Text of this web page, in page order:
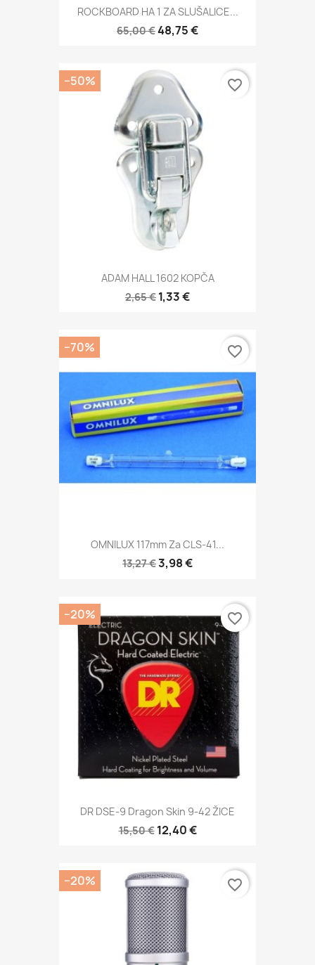
ROCKBOARD HA 1 ZA SLUŠALICE...
65,00 €48,75 €
ADAM HALL 1602 KOPČA
2,65 € 1,33 €
−50% favorite_border
OMNILUX 117mm Za CLS-41...
13,27 €3,98 €
−70% favorite_border
DR DSE-9 Dragon Skin 9-42 ŽICE
15,50 € 12,40 €
−20% favorite_border
−20% favorite_border